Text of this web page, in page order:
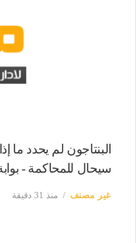
البنتاجون لم يحدد ما
سيحال للمحاكمة -
غير مصنف منذ 31 دقيقة